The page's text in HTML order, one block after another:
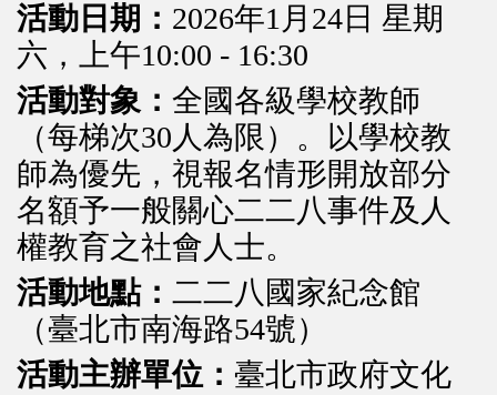
活動日期： 2026年1月24日 星期
六，上午10:00 - 16:30
活動對象：全國各級學校教師
（每梯次30人為限）。以學校教
師為優先，視報名情形開放部分
名額予一般關心二二八事件及人
權教育之社會人士。
活動地點：二二八國家紀念館
（臺北市南海路54號）
活動主辦單位： 臺北市政府文化